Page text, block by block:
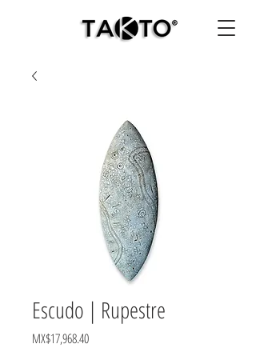
Escudo | Rupestre
MX$17,968.40Price